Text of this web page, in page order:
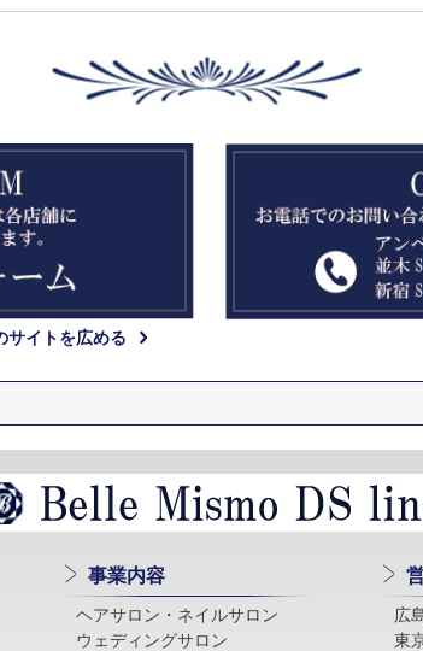
サイトを広める
事業内容
ヘアサロン・ネイルサロン
ウェディングサロン
広
東